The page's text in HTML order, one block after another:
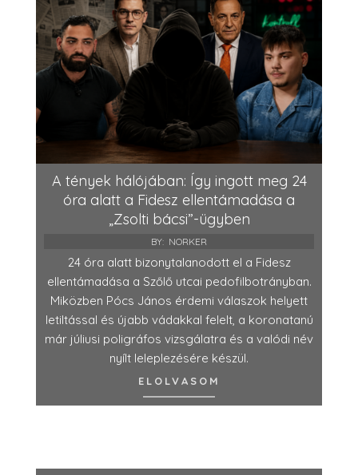
A tények hálójában: Így ingott meg 24
óra alatt a Fidesz ellentámadása a
„Zsolti bácsi”-ügyben
BY: NORKER
24 óra alatt bizonytalanodott el a Fidesz
ellentámadása a Szőlő utcai pedofilbotrányban.
Miközben Pócs János érdemi válaszok helyett
letiltással és újabb vádakkal felelt, a koronatanú
már júliusi poligráfos vizsgálatra és a valódi név
nyílt leleplezésére készül.
ELOLVASOM